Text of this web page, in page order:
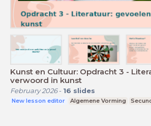
Kunst en Cultuur: Opdracht 3 -
verwoord in kunst
February 2026- 16 slides
New lesson editor Algemene Vorming